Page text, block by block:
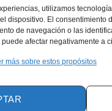
utilizamos
dispositivo. El consentimiento
de navegación o las
afectar negativamente a
más sobre estos propósitos
sus
tengas un ingreso
de tu documento de
de tu ocupación,